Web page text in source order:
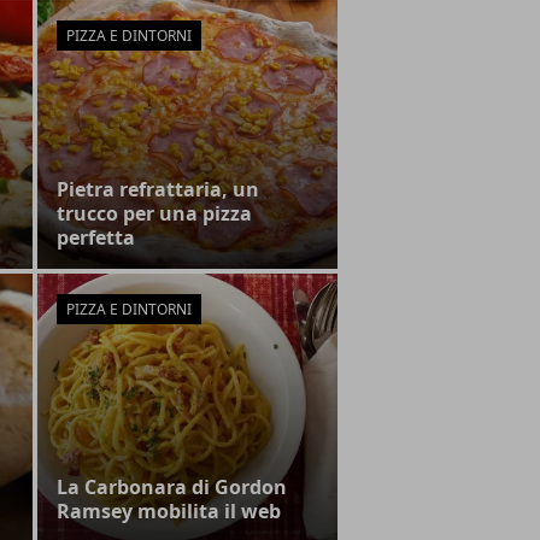
PIZZA E DINTORNI
Pietra refrattaria, un
trucco per una pizza
perfetta
PIZZA E DINTORNI
La Carbonara di Gordon
Ramsey mobilita il web